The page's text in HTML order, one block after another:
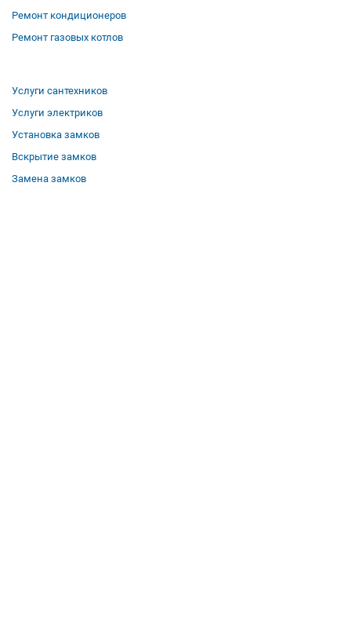
Ремонт кондиционеров
Ремонт газовых котлов
Услуги сантехников
Услуги электриков
Установка замков
Вскрытие замков
Замена замков